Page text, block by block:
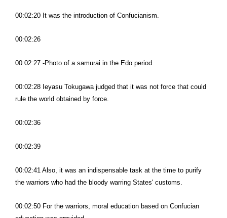
00:02:20 It was the introduction of Confucianism.
00:02:26
00:02:27 -Photo of a samurai in the Edo period
00:02:28 Ieyasu Tokugawa judged that it was not force that could
rule the world obtained by force.
00:02:36
00:02:39
00:02:41 Also, it was an indispensable task at the time to purify
the warriors who had the bloody warring States' customs.
00:02:50 For the warriors, moral education based on Confucian